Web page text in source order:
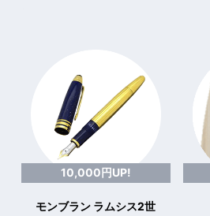
10,000円UP!
モンブラン ラムシス2世